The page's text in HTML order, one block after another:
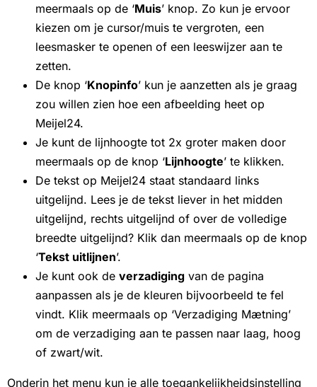
meermaals op de ‘Muis’ knop. Zo kun je ervoor
kiezen om je cursor/muis te vergroten, een
leesmasker te openen of een leeswijzer aan te
zetten.
De knop ‘Knopinfo’ kun je aanzetten als je graag
zou willen zien hoe een afbeelding heet op
Meijel24.
Je kunt de lijnhoogte tot 2x groter maken door
meermaals op de knop ‘Lijnhoogte’ te klikken.
De tekst op Meijel24 staat standaard links
uitgelijnd. Lees je de tekst liever in het midden
uitgelijnd, rechts uitgelijnd of over de volledige
breedte uitgelijnd? Klik dan meermaals op de knop
‘Tekst uitlijnen’.
Je kunt ook de verzadiging van de pagina
aanpassen als je de kleuren bijvoorbeeld te fel
vindt. Klik meermaals op ‘Verzadiging Mætning’
om de verzadiging aan te passen naar laag, hoog
of zwart/wit.
Onderin het menu kun je alle toegankelijkheidsinstelling